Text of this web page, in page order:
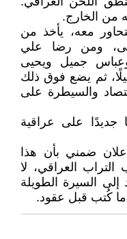
من الخارج.
معه، يأخذ من
ومن رضا علي
جميل ويحيى
ثم يضع فوق ذلك
والسيطرة على
جديدًا على عراقية
ضمني بأن هذا
العراقي، لا
السيرة الطويلة
ما كُتب قبل عقود.